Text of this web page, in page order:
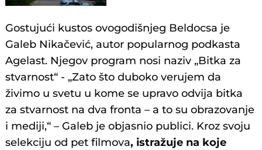
Gostujući kustos ovogodišnjeg Beldocsa je
Galeb Nikačević, autor popularnog podkasta
Agelast. Njegov program nosi naziv „Bitka za
stvarnost“ - „Zato što duboko verujem da
živimo u svetu u kome se upravo odvija bitka
za stvarnost na dva fronta – a to su obrazovanje
i mediji,“ – Galeb je objasnio publici. Kroz svoju
selekciju od pet filmova, istražuje na koje